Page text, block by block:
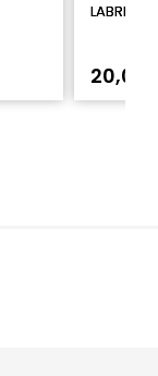
LABRET
20,00